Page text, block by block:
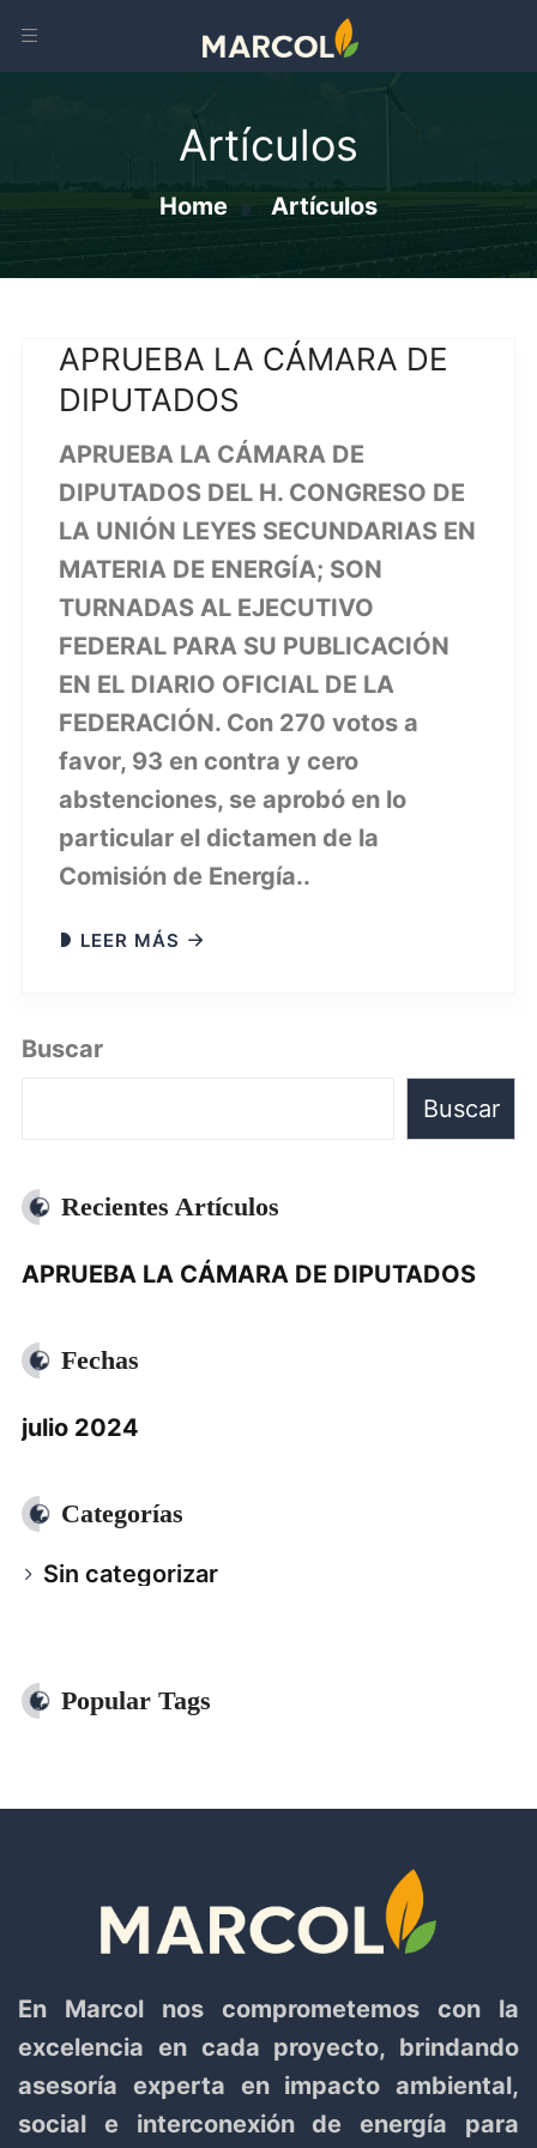
Artículos
Home Artículos
APRUEBA LA CÁMARA DE
DIPUTADOS
APRUEBA LA CÁMARA DE
DIPUTADOS DEL H. CONGRESO DE
LA UNIÓN LEYES SECUNDARIAS EN
MATERIA DE ENERGÍA; SON
TURNADAS AL EJECUTIVO
FEDERAL PARA SU PUBLICACIÓN
EN EL DIARIO OFICIAL DE LA
FEDERACIÓN. Con 270 votos a
favor, 93 en contra y cero
abstenciones, se aprobó en lo
particular el dictamen de la
Comisión de Energía..
LEER MÁS
Buscar
Buscar
Recientes Artículos
APRUEBA LA CÁMARA DE DIPUTADOS
Fechas
julio 2024
Categorías
Sin categorizar
Popular Tags
En Marcol nos comprometemos con la
excelencia en cada proyecto, brindando
asesoría experta en impacto ambiental,
social e interconexión de energía para